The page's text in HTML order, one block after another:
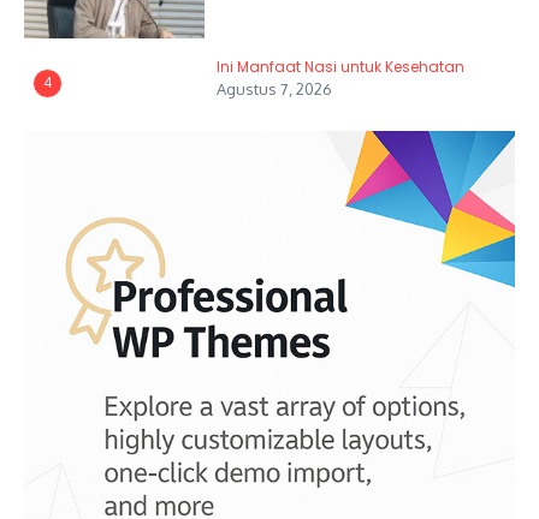
4
Ini Manfaat Nasi untuk Kesehatan
Agustus 7, 2026